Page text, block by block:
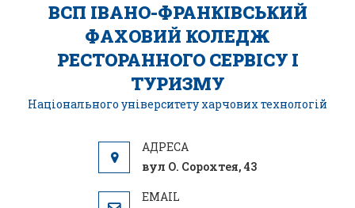
ВСП ІВАНО-ФРАНКІВСЬКИЙ
ФАХОВИЙ КОЛЕДЖ
РЕСТОРАННОГО СЕРВІСУ І
ТУРИЗМУ
Національного університету харчових технологій
вул О. Сорохтея, 43